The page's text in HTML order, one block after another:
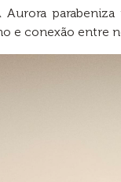
Aurora
e conexão entre